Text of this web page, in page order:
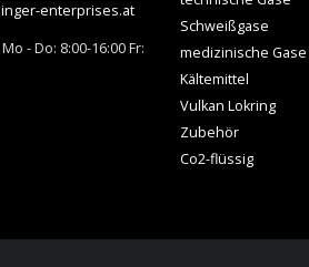
enterprises.at
Mo - Do: 8:00-16:00 Fr:
Schweißgase
medizinische Gase
Kältemittel
Vulkan Lokring
Zubehör
Co2-flüssig